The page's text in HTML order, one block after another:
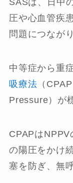
圧や心血管疾
問題につなが
中等症から重
吸療法 （
Pressure）が
CPAPはNPPV
の陽圧をかけ
塞を防ぎ、無